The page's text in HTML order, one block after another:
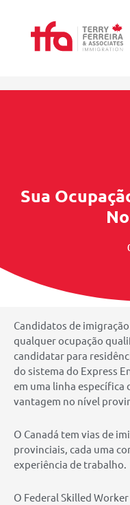
Sua
Candidatos de
qualquer ocupação
candidatar para
do sistema do Express
em uma linha específica
vantagem no nível
O Canadá tem vias de
provinciais, cada uma
experiência de trabalho.
O Federal Skilled